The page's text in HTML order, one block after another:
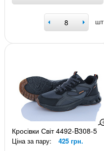
шт
Кросівки Світ 4492-B308-5
Ціна за пару: 425 грн.